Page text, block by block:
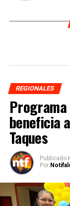
REGIONALES
Programa
beneficia
Taques
Publicado
Por